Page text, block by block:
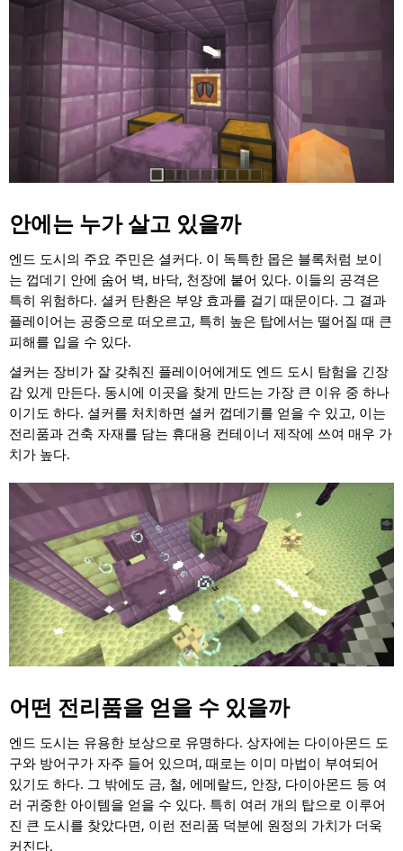
안에는 누가 살고 있을까
엔드 도시의 주요 주민은 셜커다. 이 독특한 몹은 블록처럼 보이
는 껍데기 안에 숨어 벽, 바닥, 천장에 붙어 있다. 이들의 공격은
특히 위험하다. 셜커 탄환은 부양 효과를 걸기 때문이다. 그 결과
플레이어는 공중으로 떠오르고, 특히 높은 탑에서는 떨어질 때 큰
피해를 입을 수 있다.
셜커는 장비가 잘 갖춰진 플레이어에게도 엔드 도시 탐험을 긴장
감 있게 만든다. 동시에 이곳을 찾게 만드는 가장 큰 이유 중 하나
이기도 하다. 셜커를 처치하면 셜커 껍데기를 얻을 수 있고, 이는
전리품과 건축 자재를 담는 휴대용 컨테이너 제작에 쓰여 매우 가
치가 높다.
어떤 전리품을 얻을 수 있을까
엔드 도시는 유용한 보상으로 유명하다. 상자에는 다이아몬드 도
구와 방어구가 자주 들어 있으며, 때로는 이미 마법이 부여되어
있기도 하다. 그 밖에도 금, 철, 에메랄드, 안장, 다이아몬드 등 여
러 귀중한 아이템을 얻을 수 있다. 특히 여러 개의 탑으로 이루어
진 큰 도시를 찾았다면, 이런 전리품 덕분에 원정의 가치가 더욱
커진다.